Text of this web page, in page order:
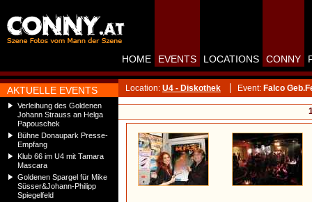
AKTUELLE EVENTS
Verleihung des Goldenen
Johann Strauss an Helga
Papouschek
Bühne Donaupark Presse-
Empfang
Klub 66 im U4 mit Tamara
Mascara
Goldenen Spargel für Mike
Süsser&Johann-Philipp
Spiegelfeld
HOME EVENTS LOCATIONS CONNY
Location: U4 - Diskothek Event: Falco